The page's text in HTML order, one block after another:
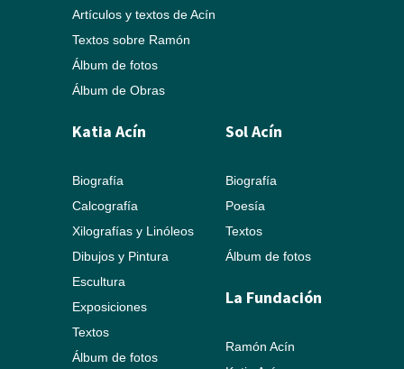
Artículos y textos de Acín
Textos sobre Ramón
Álbum de fotos
Álbum de Obras
Katia Acín
Biografía
Calcografía
Xilografías y Linóleos
Dibujos y Pintura
Escultura
Exposiciones
Textos
Álbum de fotos
Sol Acín
Biografía
Poesía
Textos
Álbum de fotos
La Fundación
Ramón Acín